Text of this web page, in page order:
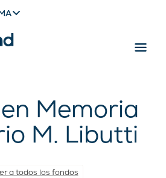
Memoria
M. Libutti
a todos los fondos